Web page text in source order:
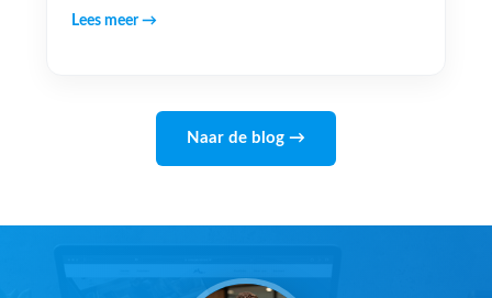
Lees meer →
Naar de blog →